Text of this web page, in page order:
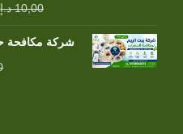
10,00 د.إ
شركة مكافحة